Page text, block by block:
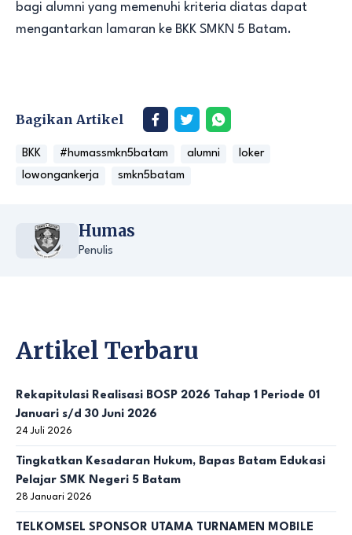
bagi alumni yang memenuhi kriteria diatas dapat
mengantarkan lamaran ke BKK SMKN 5 Batam.
Bagikan Artikel
BKK #humassmkn5batam alumni
loker
lowongankerja
smkn5batam
Humas
Penulis
Artikel Terbaru
Rekapitulasi Realisasi BOSP 2026 Tahap 1 Periode 01
Januari s/d 30 Juni 2026
24 Juli 2026
Tingkatkan Kesadaran Hukum, Bapas Batam Edukasi
Pelajar SMK Negeri 5 Batam
28 Januari 2026
TELKOMSEL SPONSOR UTAMA TURNAMEN MOBILE